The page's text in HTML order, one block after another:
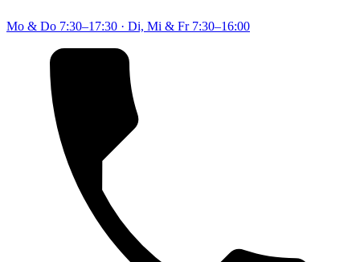
Mo & Do 7:30–17:30 · Di, Mi & Fr 7:30–16:00